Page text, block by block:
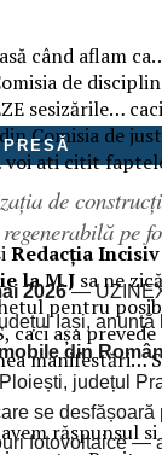
când aflam
de
sesizările…
Comisia de
ati citit
Redacția
la M.J sa ne
pentru
caci așa
manifestări…
răspunsul
PRESĂ
de
pe
2026—
Iași, anunță
din
județul
se desfășoară
fotovoltaice —